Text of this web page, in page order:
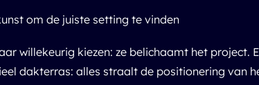
om de juiste setting te vinden
willekeurig kiezen: ze belichaamt het
dakterras: alles straalt de positionering